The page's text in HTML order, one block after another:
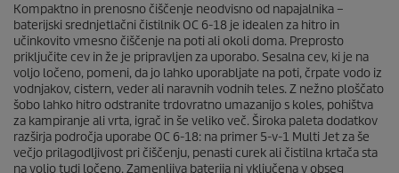
e
o
c
e
n
Kompaktno in prenosno čiščenje neodvisno od napajalnika –
baterijski srednjetlačni čistilnik OC 6-18 je idealen za hitro in
učinkovito vmesno čiščenje na poti ali okoli doma. Preprosto
priključite cev in že je pripravljen za uporabo. Sesalna cev, ki je na
voljo ločeno, pomeni, da jo lahko uporabljate na poti, črpate vodo iz
vodnjakov, cistern, veder ali naravnih vodnih teles. Z nežno ploščato
šobo lahko hitro odstranite trdovratno umazanijo s koles, pohištva
za kampiranje ali vrta, igrač in še veliko več. Široka paleta dodatkov
razširja področja uporabe OC 6-18: na primer 5-v-1 Multi Jet za še
večjo prilagodljivost pri čiščenju, penasti curek ali čistilna krtača sta
na voljo tudi ločeno. Zamenljiva baterija ni vključena v obseg